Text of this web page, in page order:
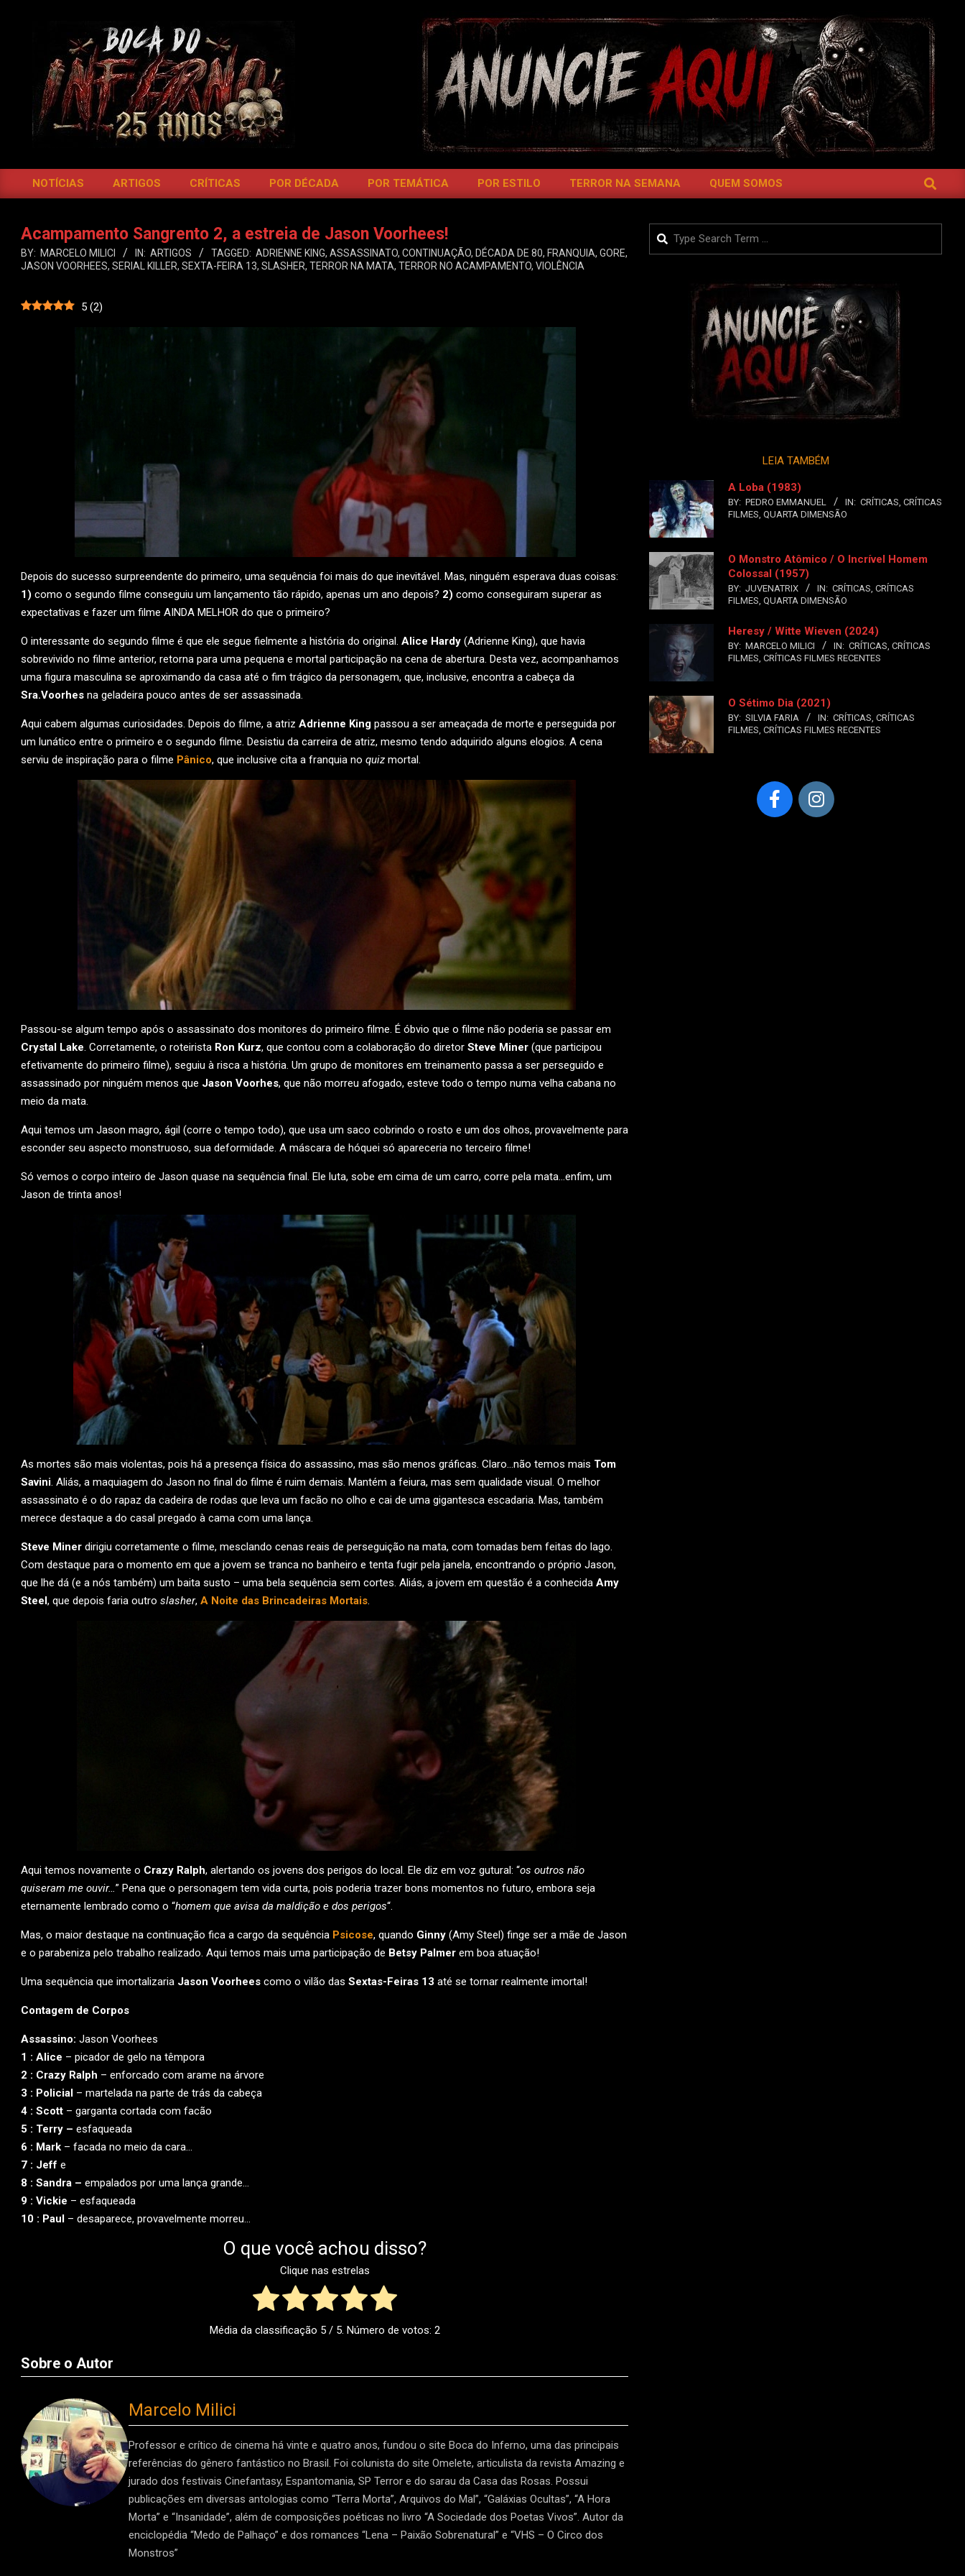
BOCA
DO
Primary
Menu
NOTÍCIAS ARTIGOS CRÍTICAS POR DÉCADA POR TEMÁTICA POR ESTILO TERROR NA SEMANA QUEM SOMOS SEARCH
Acampamento Sangrento 2, a estreia de Jason Voorhees!
BY: MARCELO MILICI IN: ARTIGOS TAGGED: ADRIENNE KING, ASSASSINATO, CONTINUAÇÃO, DÉCADA DE 80, FRANQUIA, GORE,
JASON VOORHEES, SERIAL KILLER, SEXTA-FEIRA 13, SLASHER, TERROR NA MATA, TERROR NO ACAMPAMENTO, VIOLÊNCIA
5 (2)
Depois do sucesso surpreendente do primeiro, uma sequência foi mais do que inevitável. Mas, ninguém esperava duas coisas:
1) como o segundo filme conseguiu um lançamento tão rápido, apenas um ano depois? 2) como conseguiram superar as
expectativas e fazer um filme AINDA MELHOR do que o primeiro?
O interessante do segundo filme é que ele segue fielmente a história do original. Alice Hardy (Adrienne King), que havia
sobrevivido no filme anterior, retorna para uma pequena e mortal participação na cena de abertura. Desta vez, acompanhamos
uma figura masculina se aproximando da casa até o fim trágico da personagem, que, inclusive, encontra a cabeça da
Sra.Voorhes na geladeira pouco antes de ser assassinada.
Aqui cabem algumas curiosidades. Depois do filme, a atriz Adrienne King passou a ser ameaçada de morte e perseguida por
um lunático entre o primeiro e o segundo filme. Desistiu da carreira de atriz, mesmo tendo adquirido alguns elogios. A cena
serviu de inspiração para o filme Pânico, que inclusive cita a franquia no quiz mortal.
Passou-se algum tempo após o assassinato dos monitores do primeiro filme. É óbvio que o filme não poderia se passar em
Crystal Lake. Corretamente, o roteirista Ron Kurz, que contou com a colaboração do diretor Steve Miner (que participou
efetivamente do primeiro filme), seguiu à risca a história. Um grupo de monitores em treinamento passa a ser perseguido e
assassinado por ninguém menos que Jason Voorhes, que não morreu afogado, esteve todo o tempo numa velha cabana no
meio da mata.
Aqui temos um Jason magro, ágil (corre o tempo todo), que usa um saco cobrindo o rosto e um dos olhos, provavelmente para
esconder seu aspecto monstruoso, sua deformidade. A máscara de hóquei só apareceria no terceiro filme!
Só vemos o corpo inteiro de Jason quase na sequência final. Ele luta, sobe em cima de um carro, corre pela mata…enfim, um
Jason de trinta anos!
As mortes são mais violentas, pois há a presença física do assassino, mas são menos gráficas. Claro…não temos mais Tom
Savini. Aliás, a maquiagem do Jason no final do filme é ruim demais. Mantém a feiura, mas sem qualidade visual. O melhor
assassinato é o do rapaz da cadeira de rodas que leva um facão no olho e cai de uma gigantesca escadaria. Mas, também
merece destaque a do casal pregado à cama com uma lança.
Steve Miner dirigiu corretamente o filme, mesclando cenas reais de perseguição na mata, com tomadas bem feitas do lago.
Com destaque para o momento em que a jovem se tranca no banheiro e tenta fugir pela janela, encontrando o próprio Jason,
que lhe dá (e a nós também) um baita susto – uma bela sequência sem cortes. Aliás, a jovem em questão é a conhecida Amy
Steel, que depois faria outro slasher, A Noite das Brincadeiras Mortais.
Aqui temos novamente o Crazy Ralph, alertando os jovens dos perigos do local. Ele diz em voz gutural: “os outros não
quiseram me ouvir…” Pena que o personagem tem vida curta, pois poderia trazer bons momentos no futuro, embora seja
eternamente lembrado como o “homem que avisa da maldição e dos perigos“.
Mas, o maior destaque na continuação fica a cargo da sequência Psicose, quando Ginny (Amy Steel) finge ser a mãe de Jason
e o parabeniza pelo trabalho realizado. Aqui temos mais uma participação de Betsy Palmer em boa atuação!
Uma sequência que imortalizaria Jason Voorhees como o vilão das Sextas-Feiras 13 até se tornar realmente imortal!
Contagem de Corpos
Assassino: Jason Voorhees
1 : Alice – picador de gelo na têmpora
2 : Crazy Ralph – enforcado com arame na árvore
3 : Policial – martelada na parte de trás da cabeça
4 : Scott – garganta cortada com facão
5 : Terry – esfaqueada
6 : Mark – facada no meio da cara…
7 : Jeff e
8 : Sandra – empalados por uma lança grande…
9 : Vickie – esfaqueada
10 : Paul – desaparece, provavelmente morreu…
O que você achou disso?
Clique nas estrelas
Média da classificação 5/ 5. Número de votos: 2
Sobre o Autor
Marcelo Milici
Professor e crítico de cinema há vinte e quatro anos, fundou o site Boca do Inferno, uma das principais
referências do gênero fantástico no Brasil. Foi colunista do site Omelete, articulista da revista Amazing e
jurado dos festivais Cinefantasy, Espantomania, SP Terror e do sarau da Casa das Rosas. Possui
publicações em diversas antologias como “Terra Morta”, Arquivos do Mal”, “Galáxias Ocultas”, “A Hora
Morta” e “Insanidade”, além de composições poéticas no livro “A Sociedade dos Poetas Vivos”. Autor da
enciclopédia “Medo de Palhaço” e dos romances “Lena – Paixão Sobrenatural” e “VHS – O Circo dos
Monstros”
Search
LEIA TAMBÉM
A Loba (1983)
BY: PEDRO EMMANUEL IN: CRÍTICAS, CRÍTICAS
FILMES, QUARTA DIMENSÃO
O Monstro Atômico / O Incrível Homem
Colossal (1957)
BY: JUVENATRIX IN: CRÍTICAS, CRÍTICAS
FILMES, QUARTA DIMENSÃO
Heresy / Witte Wieven (2024)
BY: MARCELO MILICI IN: CRÍTICAS, CRÍTICAS
FILMES, CRÍTICAS FILMES RECENTES
O Sétimo Dia (2021)
BY: SILVIA FARIA IN: CRÍTICAS, CRÍTICAS
FILMES, CRÍTICAS FILMES RECENTES